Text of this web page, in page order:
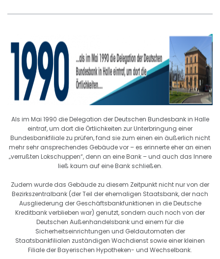
Als im Mai 1990 die Delegation der Deutschen Bundesbank in Halle
eintraf, um dort die Örtlichkeiten zur Unterbringung einer
Bundesbankfiliale zu prüfen, fand sie zum einen ein äußerlich nicht
mehr sehr ansprechendes Gebäude vor – es erinnerte eher an einen
„verrußten Lokschuppen“, denn an eine Bank – und auch das Innere
ließ kaum auf eine Bank schließen.
Zudem wurde das Gebäude zu diesem Zeitpunkt nicht nur von der
Bezirkszentralbank (der Teil der ehemaligen Staatsbank, der nach
Ausgliederung der Geschäftsbankfunktionen in die Deutsche
Kreditbank verblieben war) genutzt, sondern auch noch von der
Deutschen Außenhandelsbank und einem für die
Sicherheitseinrichtungen und Geldautomaten der
Staatsbankfilialen zuständigen Wachdienst sowie einer kleinen
Filiale der Bayerischen Hypotheken- und Wechselbank.